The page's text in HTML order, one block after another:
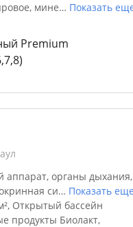
мине… Показать
Premium
аппарат, органы дыхания,
си… Показать еще
Открытый бассейн
продукты Биолакт,